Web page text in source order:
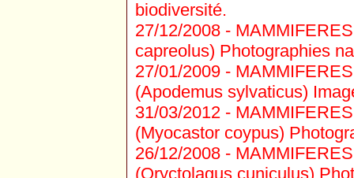
biodiversité.
27/12/2008 -
capreolus) Photographies
27/01/2009 -
(Apodemus sylvaticus)
31/03/2012 -
(Myocastor coypus)
26/12/2008 -
(Oryctolagus cuniculus)